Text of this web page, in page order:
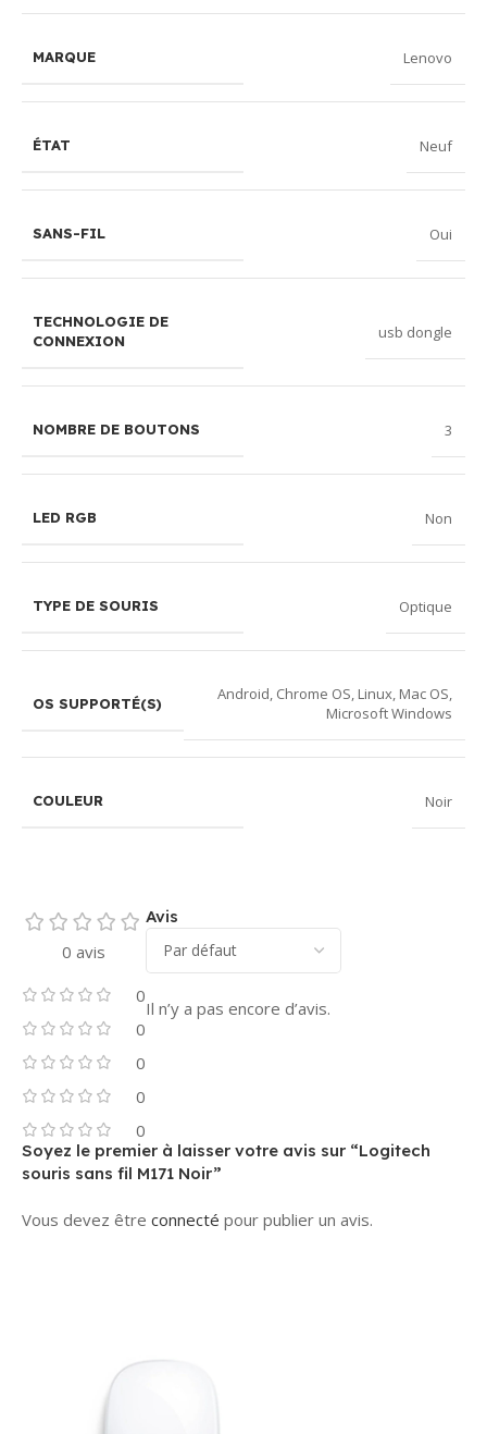
MARQUE Lenovo
ÉTAT Neuf
SANS-FIL Oui
TECHNOLOGIE DE
CONNEXION
usb dongle
NOMBRE DE BOUTONS 3
LED RGB Non
TYPE DE SOURIS Optique
OS SUPPORTÉ(S) Android, Chrome OS, Linux, Mac OS,
Microsoft Windows
COULEUR Noir
0 avis
0
0
0
0
0
Avis
Il n’y a pas encore d’avis.
Soyez le premier à laisser votre avis sur “Logitech
souris sans fil M171 Noir”
Vous devez être connecté pour publier un avis.